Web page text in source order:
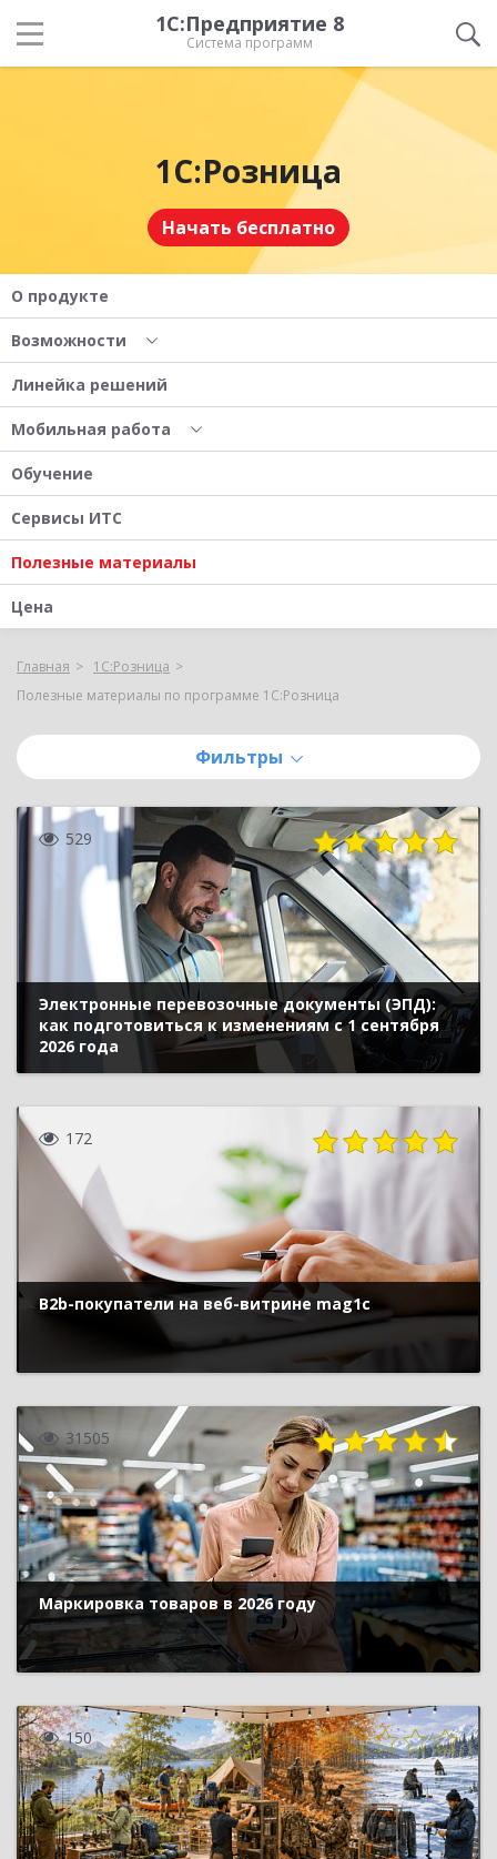
1С:Предприятие 8
Система программ
1С:Розница
Начать бесплатно
О продукте
Возможности
Линейка решений
Мобильная работа
Обучение
Сервисы ИТС
Полезные материалы
Цена
Главная
1С:Розница
Полезные материалы по программе 1С:Розница
Фильтры
529
Электронные перевозочные документы (ЭПД):
как подготовиться к изменениям с 1 сентября
2026 года
172
B2b-покупатели на веб-витрине mag1c
31505
Маркировка товаров в 2026 году
150